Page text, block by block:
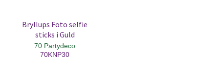
Bryllups Foto selfie
sticks i Guld
70 Partydeco
70KNP30